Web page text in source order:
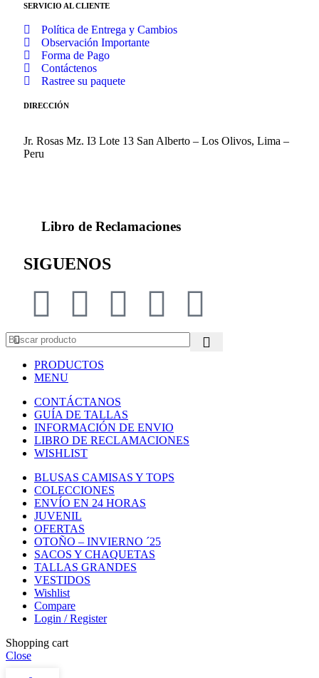
SERVICIO AL CLIENTE
Política de Entrega y Cambios
Observación Importante
Forma de Pago
Contáctenos
Rastree su paquete
DIRECCIÓN
Jr. Rosas Mz. I3 Lote 13 San Alberto – Los Olivos, Lima –
Peru
Libro de Reclamaciones
SIGUENOS
PRODUCTOS
MENU
CONTÁCTANOS
GUÍA DE TALLAS
INFORMACIÓN DE ENVIO
LIBRO DE RECLAMACIONES
WISHLIST
BLUSAS CAMISAS Y TOPS
COLECCIONES
ENVÍO EN 24 HORAS
JUVENIL
OFERTAS
OTOÑO – INVIERNO ´25
SACOS Y CHAQUETAS
TALLAS GRANDES
VESTIDOS
Wishlist
Compare
Login / Register
Shopping cart
Close